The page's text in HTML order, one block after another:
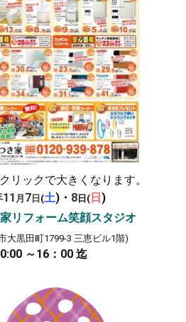
クで大きくなります。
11 月 7 日 (土) ・ 8 日( 日 )
リフォーム笑顔スタジオ
大黒田町1799-3 三恵ビル1階)
～16： 00 迄